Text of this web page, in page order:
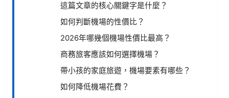
這篇文章的核心關鍵字是什麼？
如何判斷機場的性價比？
2026年哪幾個機場性價比最高？
商務旅客應該如何選擇機場？
帶小孩的家庭旅遊，機場要素有哪些？
如何降低機場花費？